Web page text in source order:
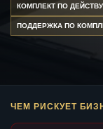
КОМПЛЕКТ ПО
ПОДДЕРЖКА ПО
ЧЕМ РИСКУЕТ